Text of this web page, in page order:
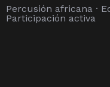
Percusión africana ·
Participación activa